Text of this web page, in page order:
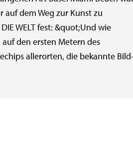
auf dem Weg zur Kunst zu
WELT fest: &quot;Und wie
den ersten Metern des
allerorten, die bekannte Bild-